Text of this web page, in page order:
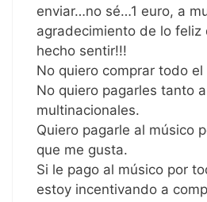
enviar…no sé…1 euro, a
agradecimiento de lo feliz
hecho sentir!!!
No quiero comprar todo el
No quiero pagarles tanto
multinacionales.
Quiero pagarle al músico
que me gusta.
Si le pago al músico por
estoy incentivando a